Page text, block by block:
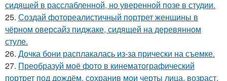
сидящей в расслабленной, но уверенной позе в студии.
25. Создай фотореалистичный портрет женщины в
чёрном оверсайз пиджаке, сидящей на деревянном
стуле.
26. Дочка бони расплакалась из-за прически на съемке.
27. Преобразуй моё фото в кинематографический
портрет под дождём, сохранив мои черты лица, возраст,